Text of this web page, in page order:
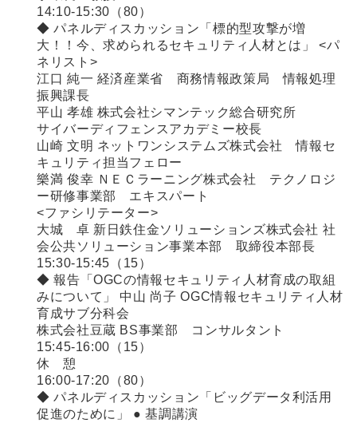
14:10-15:30（80）
◆ パネルディスカッション「標的型攻撃が増
大！！今、求められるセキュリティ人材とは」 <パ
ネリスト>
江口 純一 経済産業省 商務情報政策局 情報処理
振興課長
平山 孝雄 株式会社シマンテック総合研究所
サイバーディフェンスアカデミー校長
山崎 文明 ネットワンシステムズ株式会社 情報セ
キュリティ担当フェロー
樂満 俊幸 ＮＥＣラーニング株式会社 テクノロジ
ー研修事業部 エキスパート
<ファシリテーター>
大城 卓 新日鉄住金ソリューションズ株式会社 社
会公共ソリューション事業本部 取締役本部長
15:30-15:45（15）
◆ 報告「OGCの情報セキュリティ人材育成の取組
みについて」 中山 尚子 OGC情報セキュリティ人材
育成サブ分科会
株式会社豆蔵 BS事業部 コンサルタント
15:45-16:00（15）
休 憩
16:00-17:20（80）
◆ パネルディスカッション「ビッグデータ利活用
促進のために」 ● 基調講演